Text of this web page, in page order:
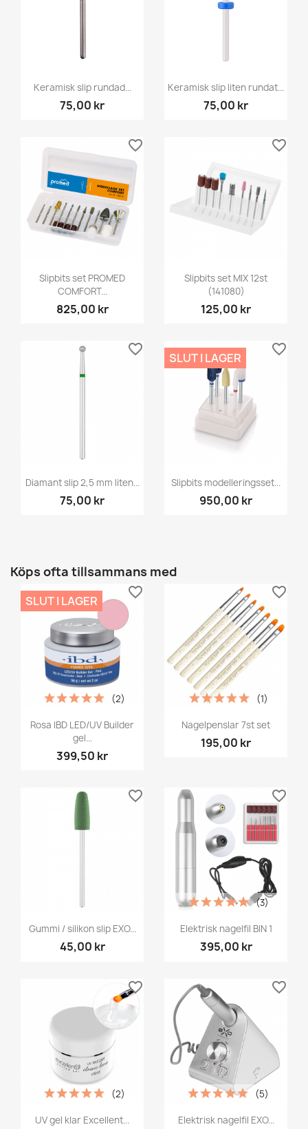
Keramisk slip rundad...
75,00 kr
Keramisk slip liten rundat...
75,00 kr
Slipbits set PROMED
COMFORT...
825,00 kr
favorite_border
Slipbits set MIX 12st
(141080)
125,00 kr
favorite_border
Diamant slip 2,5 mm liten...
75,00 kr
favorite_border
Slipbits modelleringsset...
950,00 kr
SLUT I LAGER
favorite_border
Köps ofta tillsammans med
Rosa IBD LED/UV Builder
gel...
399,50 kr
(2)
SLUT I LAGER
favorite_border
Nagelpenslar 7st set
195,00 kr
(1)
favorite_border
Gummi / silikon slip EXO...
45,00 kr
favorite_border
Elektrisk nagelfil BIN 1
395,00 kr
(3)
favorite_border
UV gel klar Excellent...
(2)
favorite_border
Elektrisk nagelfil EXO...
(5)
favorite_border